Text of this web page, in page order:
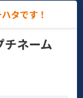
タです！
チネーム